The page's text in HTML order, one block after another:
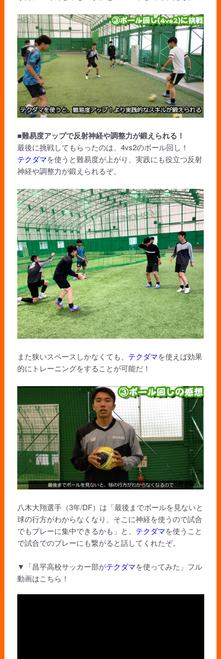
■難易度アップで反射神経や調整力が鍛えられる！
最後に挑戦してもらったのは、4vs2のボール回し！
テクダマを使うと難易度が上がり、実践にも役立つ反射
神経や調整力が鍛えられるぞ。
また狭いスペースしかなくても、 テクダマを使えば効果
的にトレーニングをすることが可能だ！
八木大翔選手（3年/DF）は「最後までボールを見ないと
球の行方がわからなくなり、そこに神経を使うので試合
でもプレーに集中できるかも」と、 テクダマを使うこと
で試合でのプレーにも繋がると話してくれたぞ。
▼「昌平高校サッカー部がテクダマを使ってみた」フル
動画はこちら！